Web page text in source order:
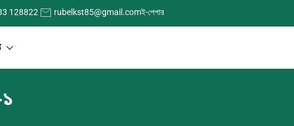
128822 rubelkst85@gmail.comই-পেপার